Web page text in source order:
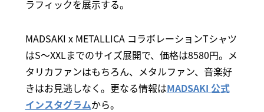
ラフィックを展示する。
MADSAKI x METALLICA コラボレーションTシャツ
はS～XXLまでのサイズ展開で、価格は8580円。メ
タリカファンはもちろん、メタルファン、音楽好
きはお見逃しなく。更なる情報はMADSAKI 公式
インスタグラムから。